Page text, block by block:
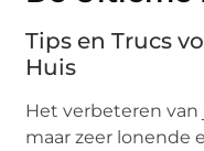
Tips en Trucs
Huis
Het verbeteren
maar zeer lonende